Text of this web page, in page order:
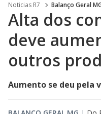
Noticias R7 Balanço Geral
Alta dos
deve
outros
Aumento se deu pela